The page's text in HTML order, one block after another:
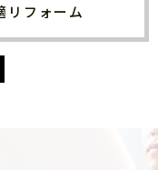
リフォーム